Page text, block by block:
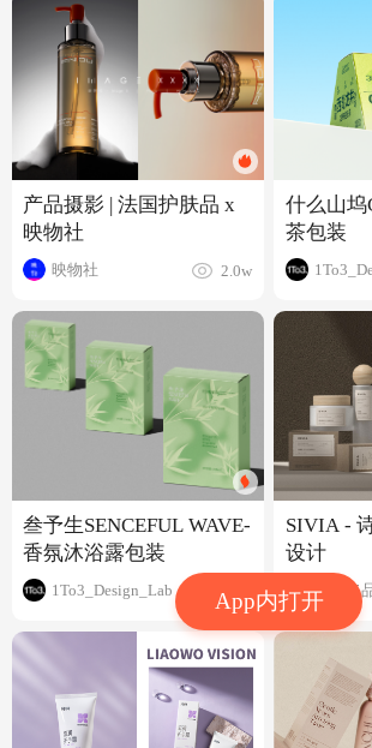
App内打开
产品摄影 | 法国护肤品 x
映物社
映物社 2.0w
叁予生SENCEFUL WAVE-
香氛沐浴露包装
1To3_Design_Lab 3084
什么山坞
茶包装
SIVIA -
设计
十加二